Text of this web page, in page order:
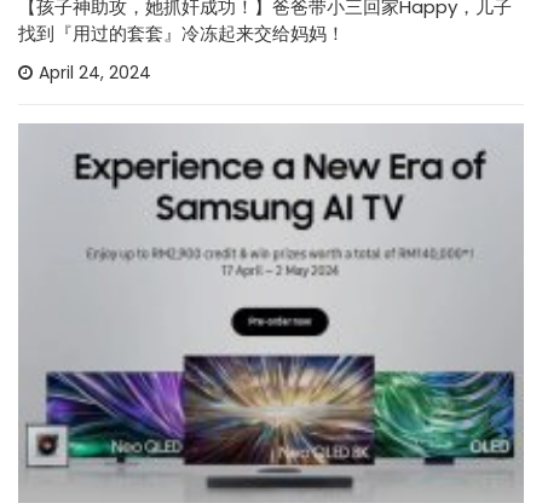
【孩子神助攻，她抓奸成功！】爸爸带小三回家Happy，儿子
找到『用过的套套』冷冻起来交给妈妈！
April 24, 2024